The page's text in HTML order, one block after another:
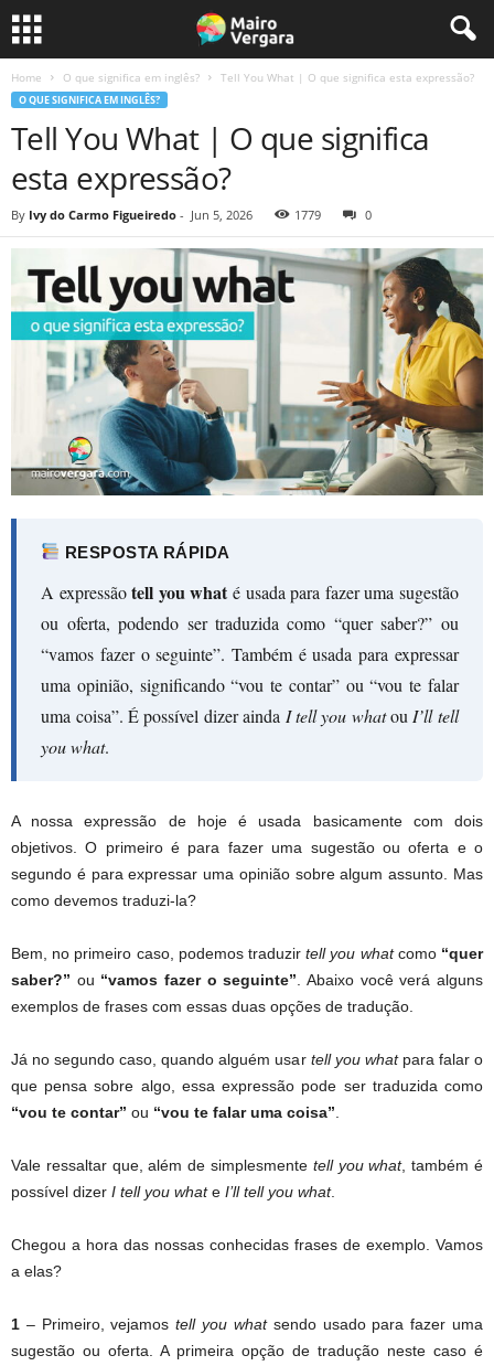
Home O que significa em inglês? Tell You What | O que significa esta expressão?
O QUE SIGNIFICA EM INGLÊS?
Tell You What | O que significa
esta expressão?
By Ivy do Carmo Figueiredo - Jun 5, 2026 1779 0
RESPOSTA RÁPIDA
A expressãotell you whaté usada para fazer uma sugestão
ou oferta, podendo ser traduzida como “quer saber?” ou
“vamos fazer o seguinte”. Também é usada para expressar
uma opinião, significando “vou te contar” ou “vou te falar
uma coisa”. É possível dizer ainda I tell you whatou I’ll tell
you what.
A nossa expressão de hoje é usada basicamente com dois
objetivos. O primeiro é para fazer uma sugestão ou oferta e o
segundo é para expressar uma opinião sobre algum assunto. Mas
como devemos traduzi-la?
Bem, no primeiro caso, podemos traduzirtell you whatcomo “quer
saber?” ou “vamos fazer o seguinte”. Abaixo você verá alguns
exemplos de frases com essas duas opções de tradução.
Já no segundo caso, quando alguém usar tell you whatpara falar o
que pensa sobre algo, essa expressão pode ser traduzida como
“vou te contar” ou “vou te falar uma coisa”.
Vale ressaltar que, além de simplesmente tell you what, também é
possível dizer I tell you whate I’ll tell you what.
Chegou a hora das nossas conhecidas frases de exemplo. Vamos
a elas?
1 – Primeiro, vejamostell you whatsendo usado para fazer uma
sugestão ou oferta. A primeira opção de tradução neste caso é